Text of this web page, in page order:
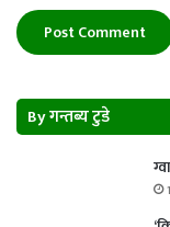
By गन्तब्य टुडे